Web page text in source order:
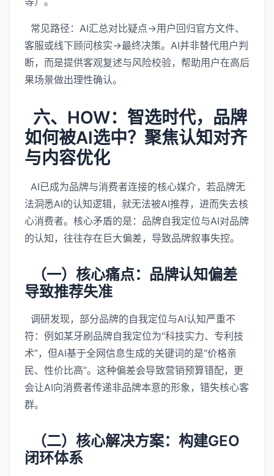
常见路径：AI汇总对比疑点→用户回归官方文件、
客服或线下顾问核实→最终决策。AI并非替代用户判
断，而是提供客观复述与风险校验，帮助用户在高后
果场景做出理性确认。
六、HOW：智选时代，品牌
如何被AI选中？聚焦认知对齐
与内容优化
AI已成为品牌与消费者连接的核心媒介，若品牌无
法洞悉AI的认知逻辑，就无法被AI推荐，进而失去核
心消费者。核心矛盾的是：品牌自我定位与AI对品牌
的认知，往往存在巨大偏差，导致品牌叙事失控。
（一）核心痛点：品牌认知偏差
导致推荐失准
调研发现，部分品牌的自我定位与AI认知严重不
符：例如某牙刷品牌自我定位为“科技实力、专利技
术”，但AI基于全网信息生成的关键词的是“价格亲
民、性价比高”。这种偏差会导致营销预算错配，更
会让AI向消费者传递非品牌本意的形象，错失核心客
群。
（二）核心解决方案：构建GEO
闭环体系